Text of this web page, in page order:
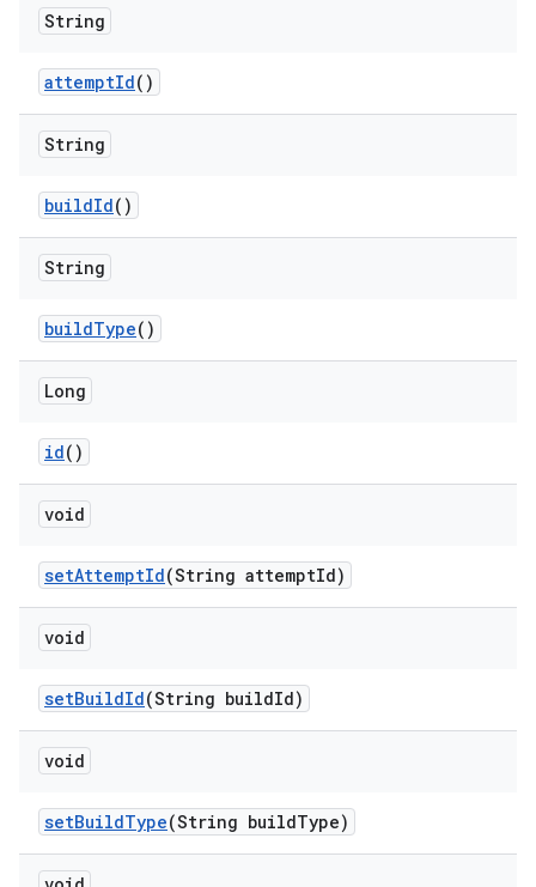
String
attemptId()
String
buildId()
String
buildType()
Long
id()
void
setAttemptId(String attemptId)
void
setBuildId(String buildId)
void
setBuildType(String buildType)